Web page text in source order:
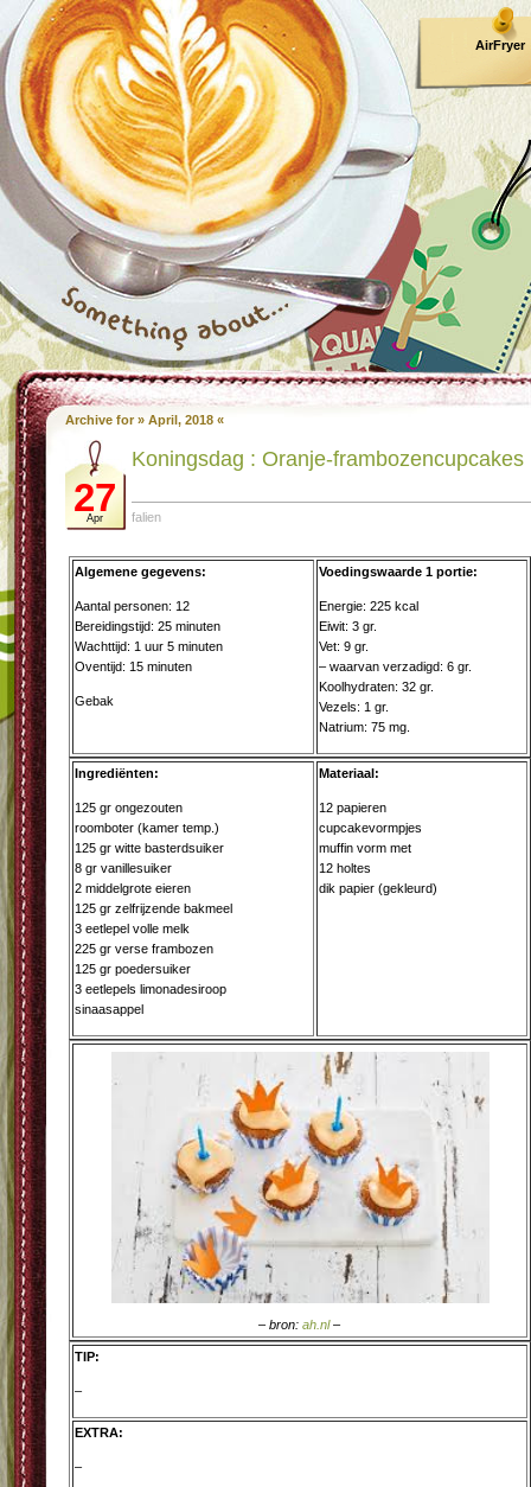
AirFryer
Archive for » April, 2018 «
27
Apr
Koningsdag : Oran­je-fram­bo­zen­cup­ca­kes
falien
Algemene gegevens:
Aantal personen: 12
Bereidingstijd: 25 minuten
Wachttijd: 1 uur 5 minuten
Oventijd: 15 minuten
Gebak
Voedingswaarde 1 portie:
Energie: 225 kcal
Eiwit: 3 gr.
Vet: 9 gr.
– waarvan verzadigd: 6 gr.
Koolhydraten: 32 gr.
Vezels: 1 gr.
Natrium: 75 mg.
Ingrediënten:
125 gr ongezouten
roomboter (kamer temp.)
125 gr witte basterdsuiker
8 gr vanillesuiker
2 middelgrote eieren
125 gr zelfrijzende bakmeel
3 eetlepel volle melk
225 gr verse frambozen
125 gr poedersuiker
3 eetlepels limonadesiroop
sinaasappel
Materiaal:
12 papieren
cupcakevormpjes
muffin vorm met
12 holtes
dik papier (gekleurd)
– bron:ah.nl–
TIP:
–
EXTRA:
–